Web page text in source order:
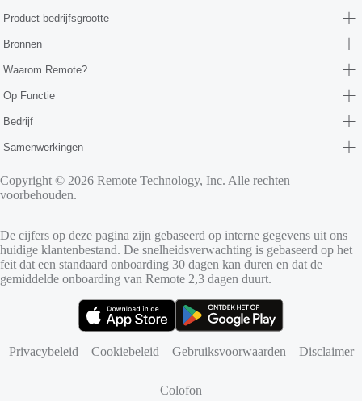
Product bedrijfsgrootte
Bronnen
Waarom Remote?
Op Functie
Bedrijf
Samenwerkingen
Copyright © 2026 Remote Technology, Inc. Alle rechten
voorbehouden.
De cijfers op deze pagina zijn gebaseerd op interne gegevens uit ons
huidige klantenbestand. De snelheidsverwachting is gebaseerd op het
feit dat een standaard onboarding 30 dagen kan duren en dat de
gemiddelde onboarding van Remote 2,3 dagen duurt.
Privacybeleid
Cookiebeleid Gebruiksvoorwaarden Disclaimer
Colofon